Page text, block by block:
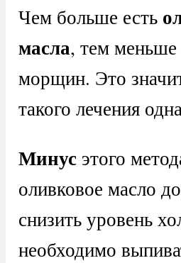
Чем больше есть
масла, тем меньше
морщин. Это
такого лечения
Минусэтого
оливковое масло
снизить уровень
необходимо